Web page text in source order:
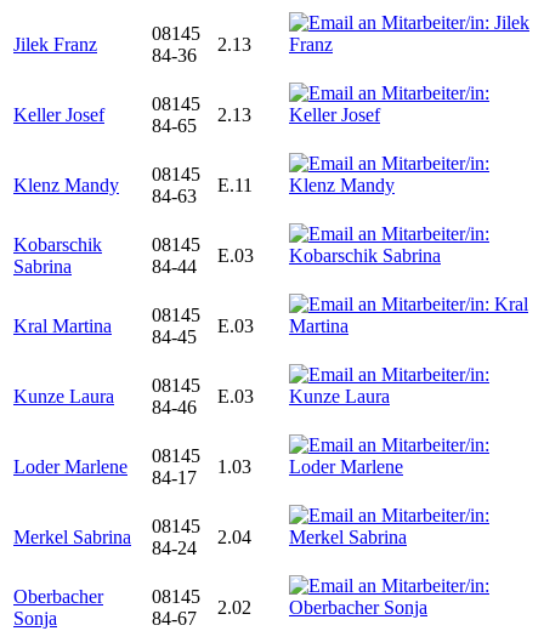
Jilek Franz
08145
84-36
2.13
Keller Josef
08145
84-65
2.13
Klenz Mandy
08145
84-63
E.11
Kobarschik
Sabrina
08145
84-44
E.03
Kral Martina
08145
84-45
E.03
Kunze Laura
08145
84-46
E.03
Loder Marlene
08145
84-17
1.03
Merkel Sabrina
08145
84-24
2.04
Oberbacher
Sonja
08145
84-67
2.02